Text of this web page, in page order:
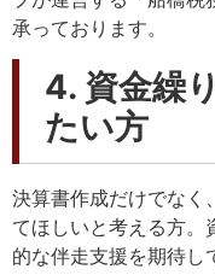
承っております。
4. 資金繰
たい方
決算書作成だけでなく
てほしいと考える方。
的な伴走支援を期待し